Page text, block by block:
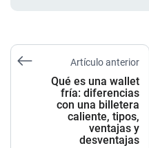
Artículo anterior
Qué es una wallet
fría: diferencias
con una billetera
caliente, tipos,
ventajas y
desventajas